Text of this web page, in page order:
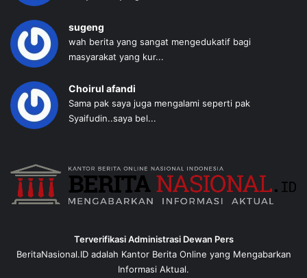
sugeng
wah berita yang sangat mengedukatif bagi
masyarakat yang kur...
Choirul afandi
Sama pak saya juga mengalami seperti pak
Syaifudin..saya bel...
Terverifikasi Administrasi Dewan Pers
BeritaNasional.ID adalah Kantor Berita Online yang Mengabarkan
Informasi Aktual.